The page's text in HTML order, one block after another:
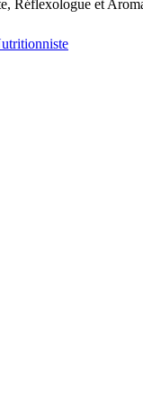
Réflexologue et